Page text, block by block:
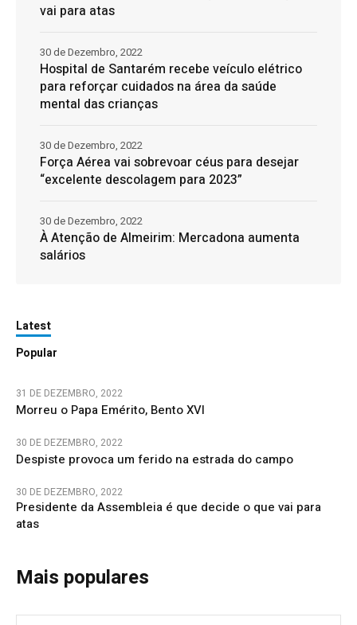
vai para atas
Hospital de Santarém recebe veículo elétrico
para reforçar cuidados na área da saúde
mental das crianças
30 de Dezembro, 2022
Força Aérea vai sobrevoar céus para desejar
“excelente descolagem para 2023”
30 de Dezembro, 2022
À Atenção de Almeirim: Mercadona aumenta
salários
30 de Dezembro, 2022
Latest
Popular
31 DE DEZEMBRO, 2022
Morreu o Papa Emérito, Bento XVI
30 DE DEZEMBRO, 2022
Despiste provoca um ferido na estrada do campo
30 DE DEZEMBRO, 2022
Presidente da Assembleia é que decide o que vai para
atas
Mais populares